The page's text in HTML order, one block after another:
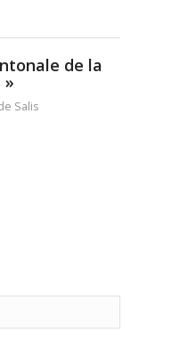
de la
»
Salis